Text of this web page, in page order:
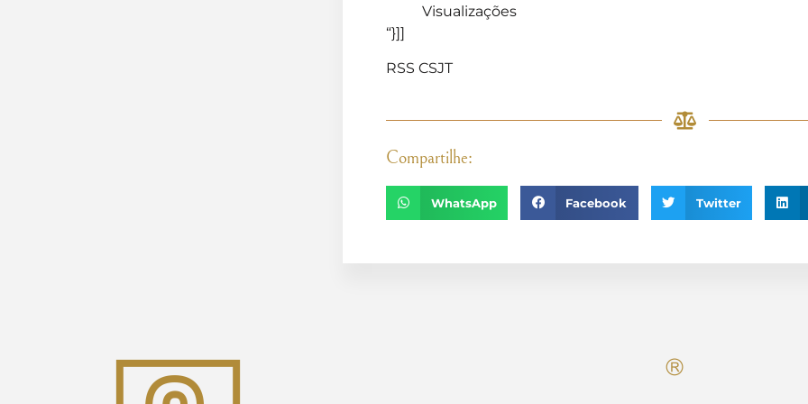
Visualizações
“}]]
RSS CSJT
Compartilhe:
WhatsApp Facebook Twitter